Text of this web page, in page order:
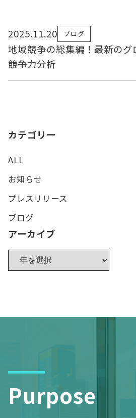
2025.11.20 ブログ
地域競争の総集編！最新のグ
競争力分析
カテゴリー
ALL
お知らせ
プレスリリース
ブログ
アーカイブ
Purpose